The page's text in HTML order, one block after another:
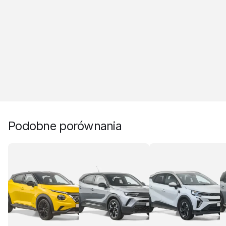
Podobne porównania